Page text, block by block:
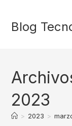
contenido
Blog
2023
> 2023 >